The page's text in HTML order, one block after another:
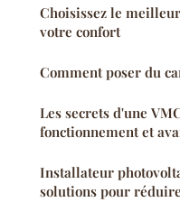
Choisissez le
votre confort
Comment poser du
Les secrets d'une
fonctionnement et
Installateur
solutions pour